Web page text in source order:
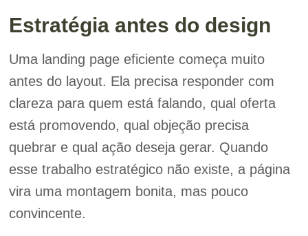
Estratégia antes do design
Uma landing page eficiente começa muito
antes do layout. Ela precisa responder com
clareza para quem está falando, qual oferta
está promovendo, qual objeção precisa
quebrar e qual ação deseja gerar. Quando
esse trabalho estratégico não existe, a página
vira uma montagem bonita, mas pouco
convincente.